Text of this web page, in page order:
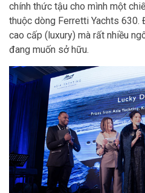
chính thức tậu cho mình một
thuộc dòng Ferretti Yachts 630.
cao cấp (luxury) mà rất nhiều
đang muốn sở hữu.